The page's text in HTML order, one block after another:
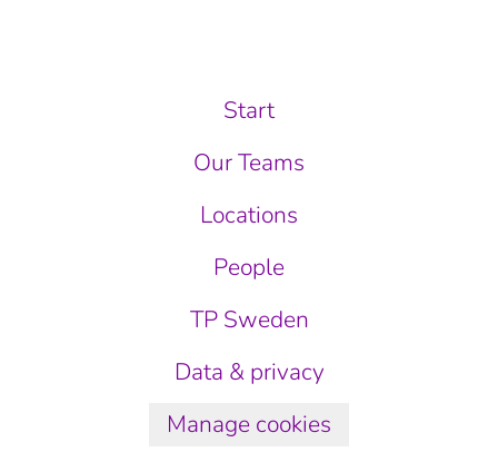
Start
Our Teams
Locations
People
TP Sweden
Data & privacy
Manage cookies